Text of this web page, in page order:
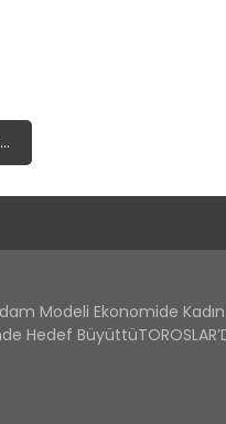
Modeli Ekonomide
Hedef Büyüttü